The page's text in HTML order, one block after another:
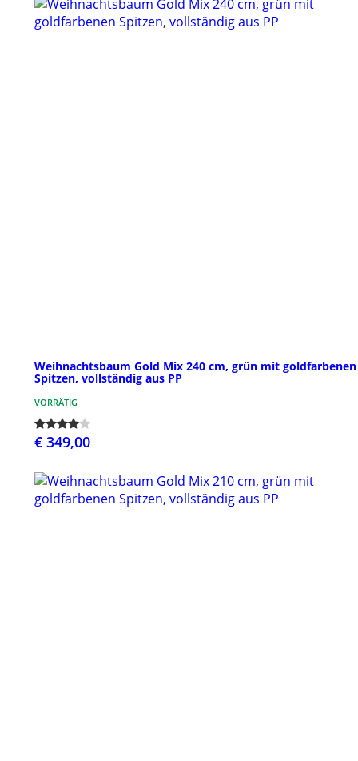
Weihnachtsbaum Gold Mix 240 cm, grün mit goldfarbenen
Spitzen, vollständig aus PP
VORRÄTIG
€ 349,00